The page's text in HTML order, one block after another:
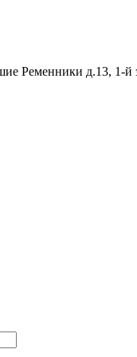
Ременники д.13, 1-й